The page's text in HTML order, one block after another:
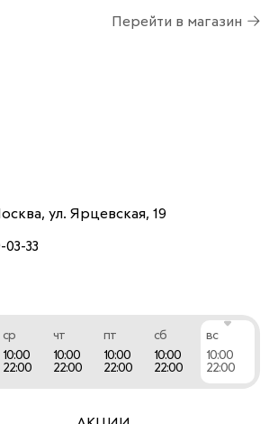
Перейти в магазин
ул. Ярцевская, 19
03-33
ср
10:00
22:00
чт
10:00
22:00
пт
10:00
22:00
сб
10:00
22:00
вс
10:00
22:00